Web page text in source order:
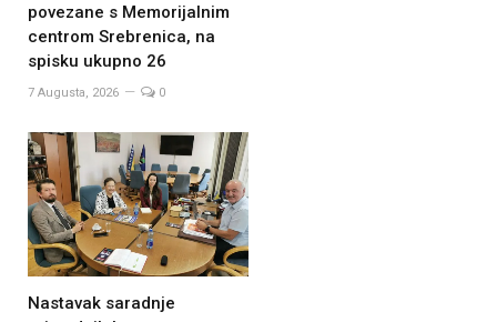
povezane s Memorijalnim
centrom Srebrenica, na
spisku ukupno 26
7 Augusta, 2026 0
Nastavak saradnje